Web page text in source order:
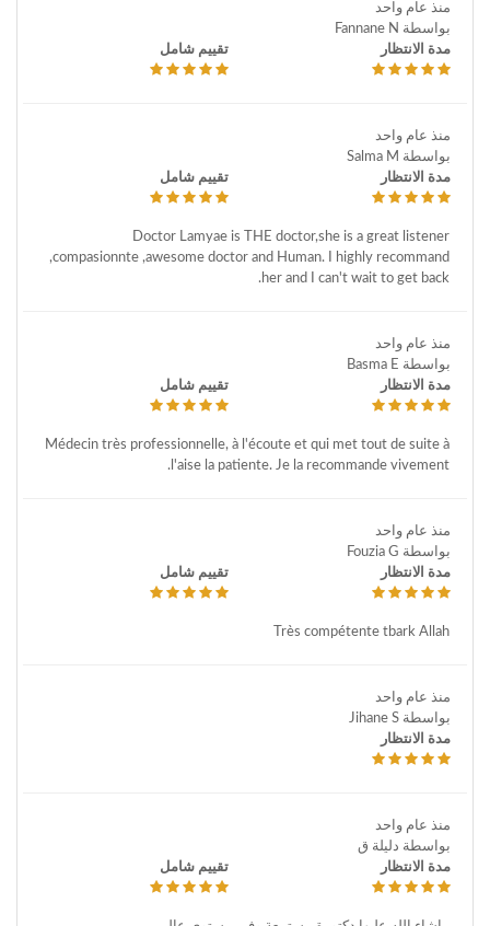
منذ عام واحد
بواسطة Fannane N
مدة الانتظار
تقييم شامل
منذ عام واحد
بواسطة Salma M
مدة الانتظار
تقييم شامل
Doctor Lamyae is THE doctor,she is a great listener
,compasionnte ,awesome doctor and Human. I highly recommand
her and I can't wait to get back.
منذ عام واحد
بواسطة Basma E
مدة الانتظار
تقييم شامل
Médecin très professionnelle, à l'écoute et qui met tout de suite à
l'aise la patiente. Je la recommande vivement.
منذ عام واحد
بواسطة Fouzia G
مدة الانتظار
تقييم شامل
Très compétente tbark Allah
منذ عام واحد
بواسطة Jihane S
مدة الانتظار
منذ عام واحد
بواسطة دليلة ق
مدة الانتظار
تقييم شامل